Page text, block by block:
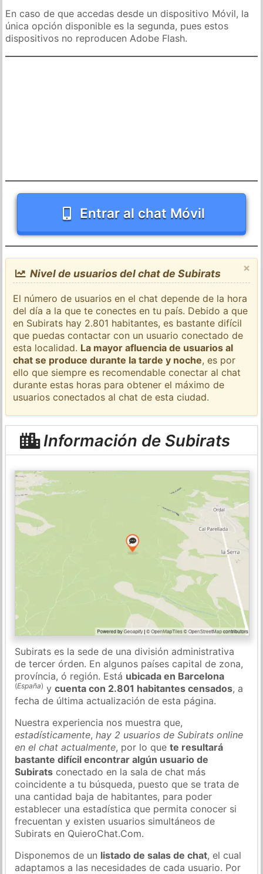
En caso de que accedas desde un dispositivo Móvil, la
única opción disponible es la segunda, pues estos
dispositivos no reproducen Adobe Flash.
Entrar al chat Móvil
×
Nivel de usuarios del chat de Subirats
El número de usuarios en el chat depende de la hora
del día a la que te conectes en tu país. Debido a que
en Subirats hay 2.801 habitantes, es bastante difícil
que puedas contactar con un usuario conectado de
esta localidad. La mayor afluencia de usuarios al
chat se produce durante la tarde y noche, es por
ello que siempre es recomendable conectar al chat
durante estas horas para obtener el máximo de
usuarios conectados al chat de esta ciudad.
Información de Subirats
Subirats es la sede de una división administrativa
de tercer órden. En algunos países capital de zona,
província, ó región. Está ubicada en Barcelona
(España) ycuenta con 2.801 habitantes censados, a
fecha de última actualización de esta página.
Nuestra experiencia nos muestra que,
estadísticamente,hay 2 usuarios de Subirats online
en el chat actualmente, por lo quete resultará
bastante difícil encontrar algún usuario de
Subirats conectado en la sala de chat más
coincidente a tu búsqueda, puesto que se trata de
una cantidad baja de habitantes, para poder
establecer una estadística que permita conocer si
frecuentan y existen usuarios simultáneos de
Subirats en QuieroChat.Com.
Disponemos de un listado de salas de chat, el cual
adaptamos a las necesidades de cada usuario. Por